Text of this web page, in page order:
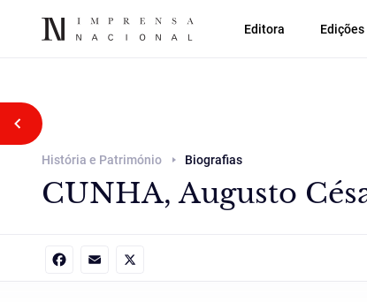
Editora Edições
Voltar atrás
História e Património Biografias
CUNHA, Augusto